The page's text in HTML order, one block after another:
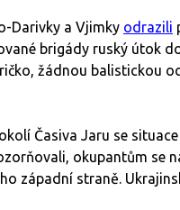
Darivky a Vjimky odrazili
brigády ruský útok
žádnou balistickou
Časiva Jaru se
okupantům se
západní straně.